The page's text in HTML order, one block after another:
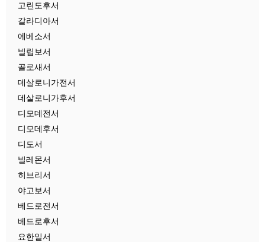
고린도후서
갈라디아서
에베소서
빌립보서
골로새서
데살로니가전서
데살로니가후서
디모데전서
디모데후서
디도서
빌레몬서
히브리서
야고보서
베드로전서
베드로후서
요한일서